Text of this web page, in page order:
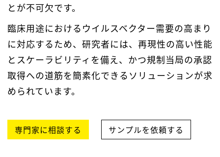
とが不可欠です。
臨床用途におけるウイルスベクター需要の高まり
に対応するため、研究者には、再現性の高い性能
とスケーラビリティを備え、かつ規制当局の承認
取得への道筋を簡素化できるソリューションが求
められています。
専門家に相談する サンプルを依頼する